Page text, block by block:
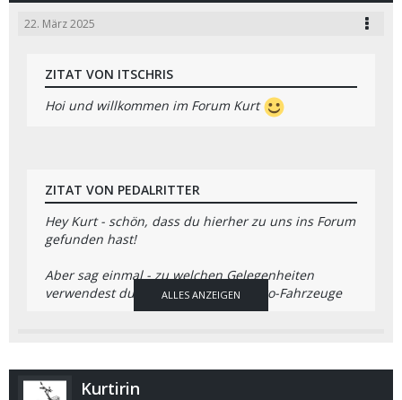
22. März 2025
ZITAT VON ITSCHRIS
Hoi und willkommen im Forum Kurt
ZITAT VON PEDALRITTER
Hey Kurt - schön, dass du hierher zu uns ins Forum
gefunden hast!
Aber sag einmal - zu welchen Gelegenheiten
verwendest du welches deiner Elektro-Fahrzeuge
fredl
ALLES ANZEIGEN
Kurtirin